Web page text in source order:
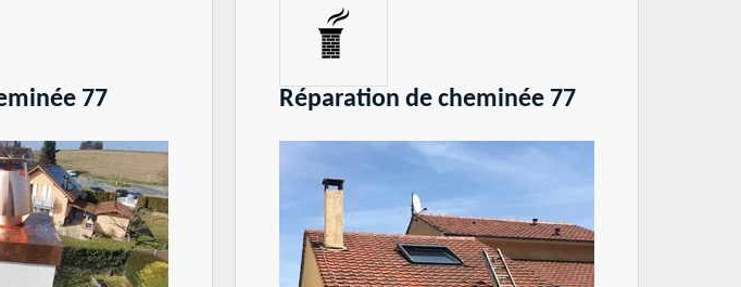
Réparation de cheminée 77